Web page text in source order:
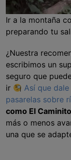
Ir a la montaña
preparando tu
¿Nuestra
escribimos un
seguro que
ir
Así que
pasarelas sobre
como El
más o menos
una que se